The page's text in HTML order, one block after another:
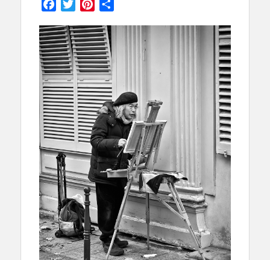
Facebook
TwitterPinterest